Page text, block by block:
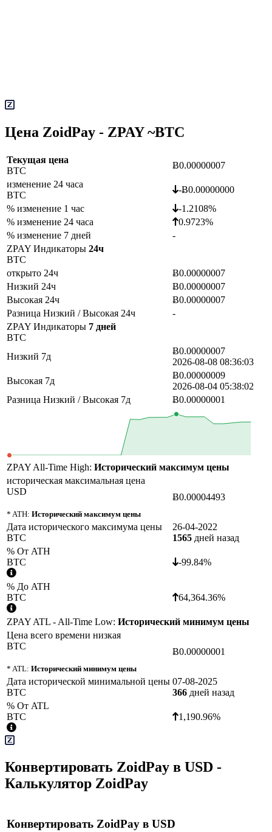
Цена ZoidPay - ZPAY ~BTC
Текущая цена
BTC
Ƀ0.00000007
изменение 24 часа
BTC
-Ƀ0.00000000
% изменение 1 час
-1.2108%
% изменение 24 часа
0.9723%
% изменение 7 дней
-
ZPAY Индикаторы 24ч
BTC
открыто 24ч
Ƀ0.00000007
Низкий 24ч
Ƀ0.00000007
Высокая 24ч
Ƀ0.00000007
Разница Низкий / Высокая 24ч
-
ZPAY Индикаторы 7 дней
BTC
Низкий 7д
Ƀ0.00000007
2026-08-08 08:36:03
Высокая 7д
Ƀ0.00000009
2026-08-04 05:38:02
Разница Низкий / Высокая 7д
Ƀ0.00000001
ZPAY All-Time High: Исторический максимум цены
историческая максимальная цена
USD
* ATH: Исторический максимум цены
Ƀ0.00004493
Дата исторического максимума цены
BTC
26-04-2022
1565 дней назад
% От ATH
BTC
-99.84%
% До ATH
BTC
64,364.36%
ZPAY ATL - All-Time Low: Исторический минимум цены
Цена всего времени низкая
BTC
* ATL: Исторический минимум цены
Ƀ0.00000001
Дата исторической минимальной цены
BTC
07-08-2025
366 дней назад
% От ATL
BTC
1,190.96%
Конвертировать ZoidPay в USD -
Калькулятор ZoidPay
Конвертировать ZoidPay в USD